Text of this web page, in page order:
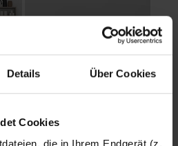
Details Über Cookies
Cookies